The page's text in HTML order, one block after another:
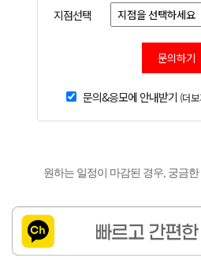
지점선택
문의하기
문의&응모에 안내받기 (더
원하는 일정이 마감된 경우, 궁금